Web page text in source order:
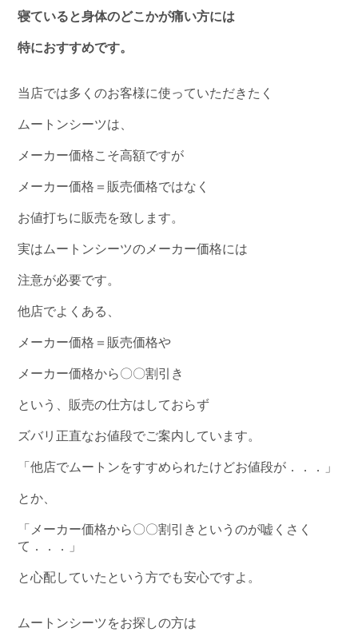
寝ていると身体のどこかが痛い方には
特におすすめです。
当店では多くのお客様に使っていただきたく
ムートンシーツは、
メーカー価格こそ高額ですが
メーカー価格＝販売価格ではなく
お値打ちに販売を致します。
実はムートンシーツのメーカー価格には
注意が必要です。
他店でよくある、
メーカー価格＝販売価格や
メーカー価格から〇〇割引き
という、販売の仕方はしておらず
ズバリ正直なお値段でご案内しています。
「他店でムートンをすすめられたけどお値段が．．．」
とか、
「メーカー価格から〇〇割引きというのが嘘くさく
て．．．」
と心配していたという方でも安心ですよ。
ムートンシーツをお探しの方は